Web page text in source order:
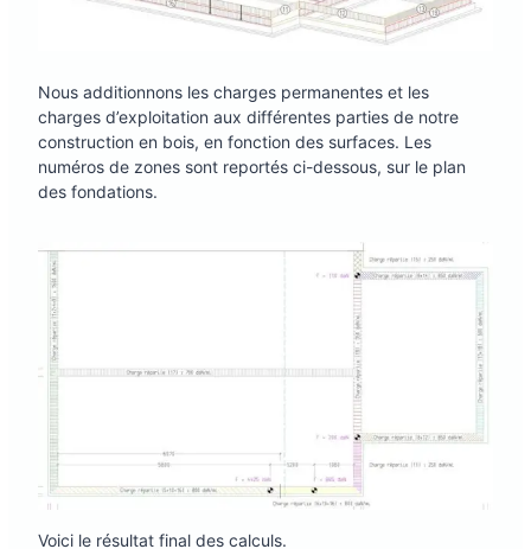
Nous additionnons les charges permanentes et les
charges d’exploitation aux différentes parties de notre
construction en bois, en fonction des surfaces. Les
numéros de zones sont reportés ci-dessous, sur le plan
des fondations.
Voici le résultat final des calculs.